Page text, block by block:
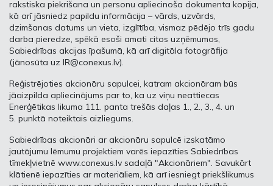
rakstiska piekrišana un personu apliecinoša dokumenta kopija,
kā arī jāsniedz papildu informācija – vārds, uzvārds,
dzimšanas datums un vieta, izglītība, vismaz pēdējo trīs gadu
darba pieredze, spēkā esoši amati citos uzņēmumos,
Sabiedrības akcijas īpašumā, kā arī digitāla fotogrāfija
(jānosūta uz IR@conexus.lv).
Reģistrējoties akcionāru sapulcei, katram akcionāram būs
jāaizpilda apliecinājums par to, ka uz viņu neattiecas
Enerģētikas likuma 111. panta trešās daļas 1., 2., 3., 4. un
5. punktā noteiktais aizliegums.
Sabiedrības akcionāri ar akcionāru sapulcē izskatāmo
jautājumu lēmumu projektiem varēs iepazīties Sabiedrības
tīmekļvietnē www.conexus.lv sadaļā "Akcionāriem". Savukārt
klātienē iepazīties ar materiāliem, kā arī iesniegt priekšlikumus